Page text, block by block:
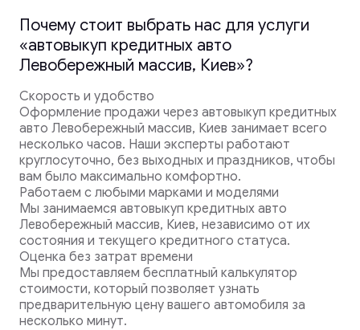
Почему стоит выбрать нас для услуги
«автовыкуп кредитных авто
Левобережный массив, Киев»?
Скорость и удобство
Оформление продажи через автовыкуп кредитных
авто Левобережный массив, Киев занимает всего
несколько часов. Наши эксперты работают
круглосуточно, без выходных и праздников, чтобы
вам было максимально комфортно.
Работаем с любыми марками и моделями
Мы занимаемся автовыкуп кредитных авто
Левобережный массив, Киев, независимо от их
состояния и текущего кредитного статуса.
Оценка без затрат времени
Мы предоставляем бесплатный калькулятор
стоимости, который позволяет узнать
предварительную цену вашего автомобиля за
несколько минут.